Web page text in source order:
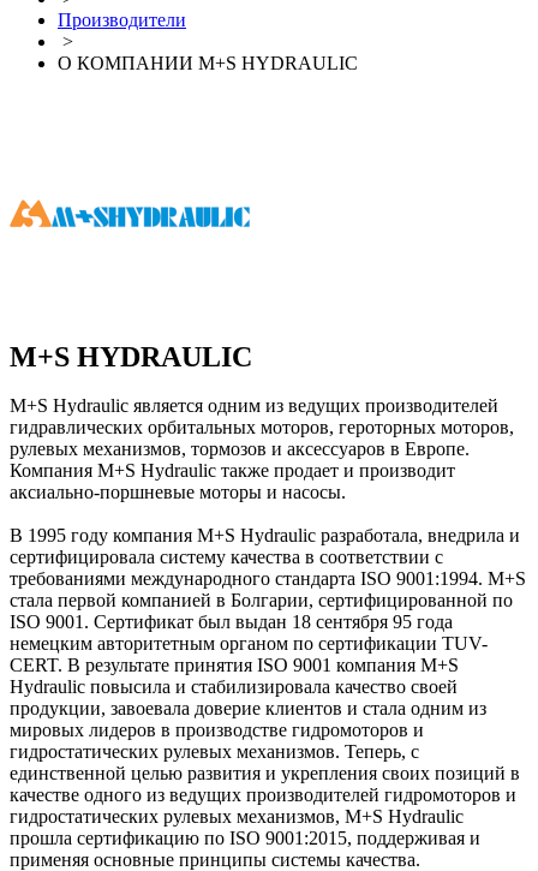
Производители
>
О КОМПАНИИ M+S HYDRAULIC
M+S HYDRAULIC
M+S Hydraulic является одним из ведущих производителей
гидравлических орбитальных моторов, героторных моторов,
рулевых механизмов, тормозов и аксессуаров в Европе.
Компания M+S Hydraulic также продает и производит
аксиально-поршневые моторы и насосы.
В 1995 году компания M+S Hydraulic разработала, внедрила и
сертифицировала систему качества в соответствии с
требованиями международного стандарта ISO 9001:1994. M+S
стала первой компанией в Болгарии, сертифицированной по
ISO 9001. Сертификат был выдан 18 сентября 95 года
немецким авторитетным органом по сертификации TUV-
CERT. В результате принятия ISO 9001 компания M+S
Hydraulic повысила и стабилизировала качество своей
продукции, завоевала доверие клиентов и стала одним из
мировых лидеров в производстве гидромоторов и
гидростатических рулевых механизмов. Теперь, с
единственной целью развития и укрепления своих позиций в
качестве одного из ведущих производителей гидромоторов и
гидростатических рулевых механизмов, M+S Hydraulic
прошла сертификацию по ISO 9001:2015, поддерживая и
применяя основные принципы системы качества.